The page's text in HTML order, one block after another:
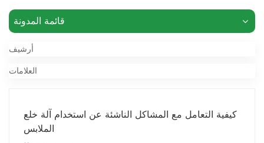
قائمة المدونة
أرشيف
العلامات
كيفية التعامل مع المشاكل الناشئة عن استخدام آلة خلع
الملابس